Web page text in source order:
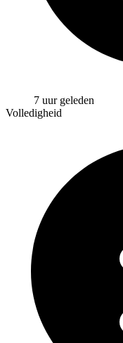
7 uur geleden
Volledigheid